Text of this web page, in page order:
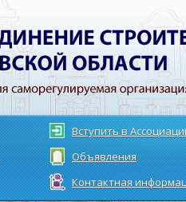
Вступить в
Объявления
Контактная